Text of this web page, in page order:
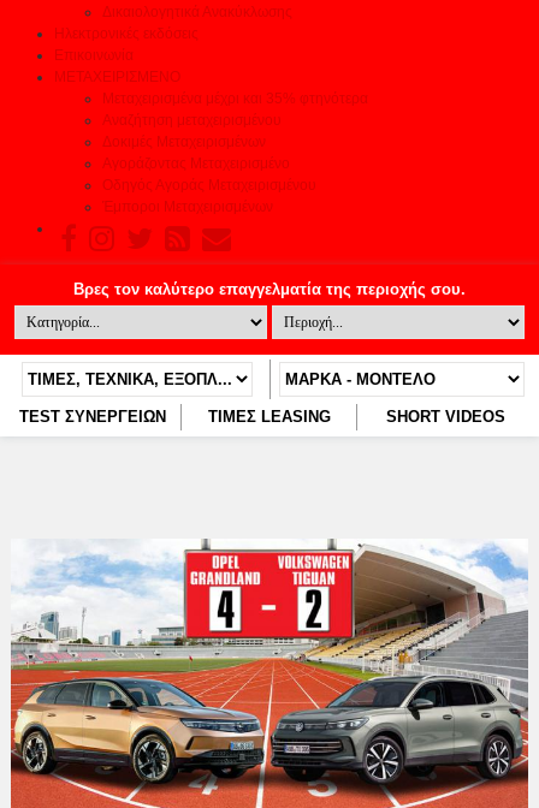
Δικαιολογητικά Ανακύκλωσης
Ηλεκτρονικές εκδόσεις
Επικοινωνία
ΜΕΤΑΧΕΙΡΙΣΜΕΝΟ
Μεταχειρισμένα μέχρι και 35% φτηνότερα
Αναζήτηση μεταχειρισμένου
Δοκιμές Μεταχειρισμένων
Αγοράζοντας Μεταχειρισμένο
Οδηγός Αγοράς Μεταχειρισμένου
Έμποροι Μεταχειρισμένων
TEST ΣΥΝΕΡΓΕΙΩΝ ΤΙΜΕΣ LEASING SHORT VIDEOS